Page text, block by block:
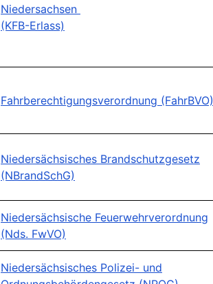
Niedersachsen
(KFB-Erlass)
Fahrberechtigungsverordnung (FahrBVO)
Niedersächsisches Brandschutzgesetz
(NBrandSchG)
Niedersächsische Feuerwehrverordnung
(Nds. FwVO)
Niedersächsisches Polizei- und